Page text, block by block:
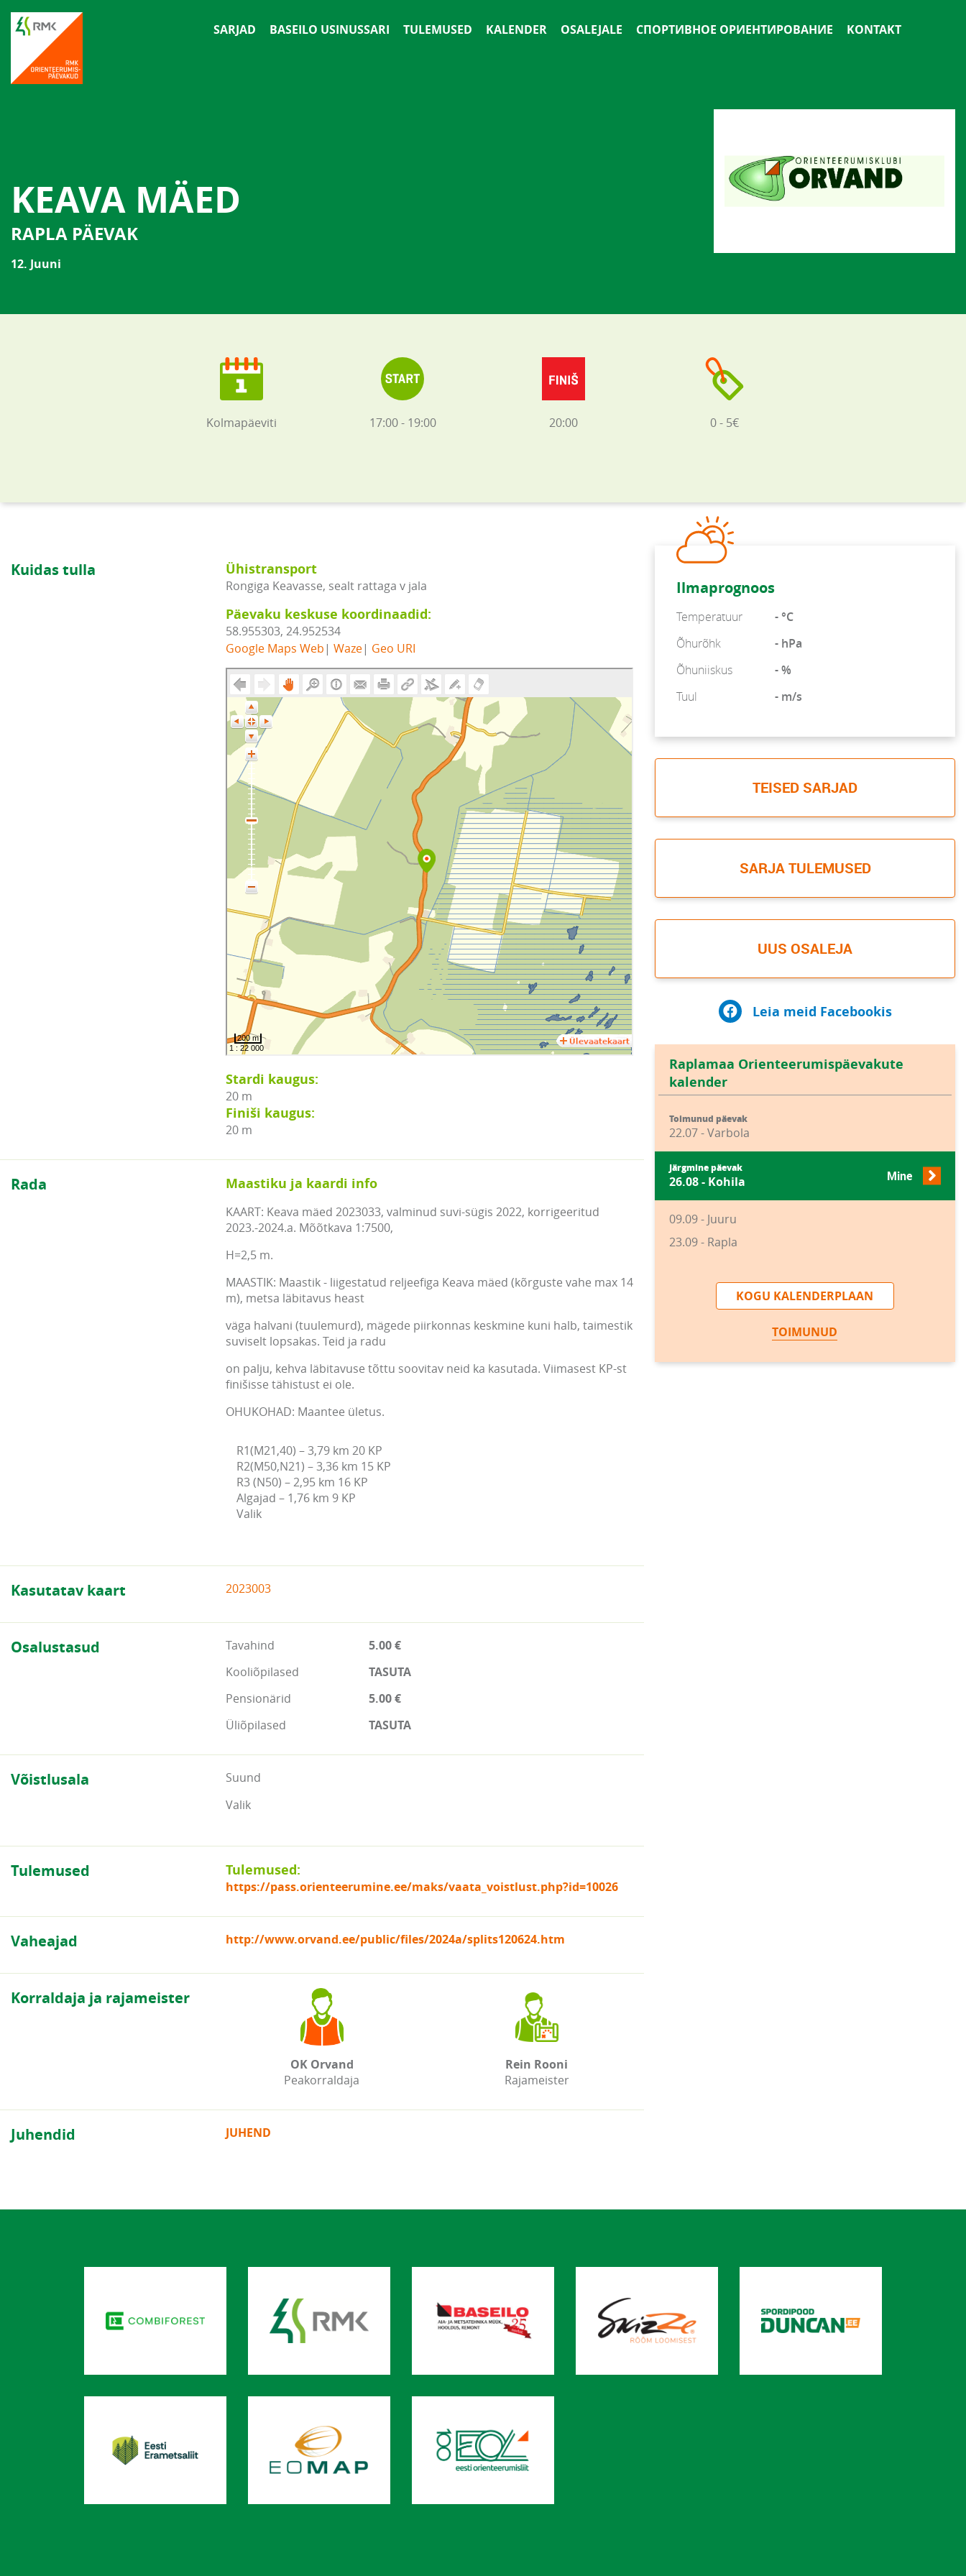
SARJAD BASEILO USINUSSARI TULEMUSED KALENDER OSALEJALE СПОРТИВНОЕ ОРИЕНТИРОВАНИЕ KONTAKT
KEAVA MÄED
RAPLA PÄEVAK
12. Juuni
Kolmapäeviti 17:00 - 19:00 20:00 0 - 5€
Kuidas tulla Ühistransport
Rongiga Keavasse, sealt rattaga v jala
Päevaku keskuse koordinaadid:
58.955303, 24.952534
Google Maps Web | Waze| Geo URI
Stardi kaugus:
20 m
Finiši kaugus:
20 m
Rada Maastiku ja kaardi info
KAART: Keava mäed 2023033, valminud suvi-sügis 2022, korrigeeritud
2023.-2024.a. Mõõtkava 1:7500,
H=2,5 m.
MAASTIK: Maastik - liigestatud reljeefiga Keava mäed (kõrguste vahe max 14
m), metsa läbitavus heast
väga halvani (tuulemurd), mägede piirkonnas keskmine kuni halb, taimestik
suviselt lopsakas. Teid ja radu
on palju, kehva läbitavuse tõttu soovitav neid ka kasutada. Viimasest KP-st
finišisse tähistust ei ole.
OHUKOHAD: Maantee ületus.
R1(M21,40) – 3,79 km 20 KP
R2(M50,N21) – 3,36 km 15 KP
R3 (N50) – 2,95 km 16 KP
Algajad – 1,76 km 9 KP
Valik
Kasutatav kaart 2023003
Osalustasud Tavahind
5.00 €
Kooliõpilased
TASUTA
Pensionärid
5.00 €
Üliõpilased
TASUTA
Võistlusala
Suund
Valik
Tulemused Tulemused:
https://pass.orienteerumine.ee/maks/vaata_voistlust.php?id=10026
Vaheajad http://www.orvand.ee/public/files/2024a/splits120624.htm
Korraldaja ja rajameister
OK Orvand
Peakorraldaja
Rein Rooni
Rajameister
Juhendid JUHEND
Ilmaprognoos
Temperatuur
- °C
Õhurõhk
- hPa
Õhuniiskus
- %
Tuul
- m/s
TEISED SARJAD
SARJA TULEMUSED
UUS OSALEJA
Leia meid Facebookis
Raplamaa Orienteerumispäevakute
kalender
Toimunud päevak
22.07 - Varbola
Järgmine päevak
26.08 - Kohila Mine
09.09 - Juuru
23.09 - Rapla
KOGU KALENDERPLAAN
TOIMUNUD